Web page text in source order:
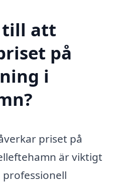
till att
på
i
priset på
är viktigt